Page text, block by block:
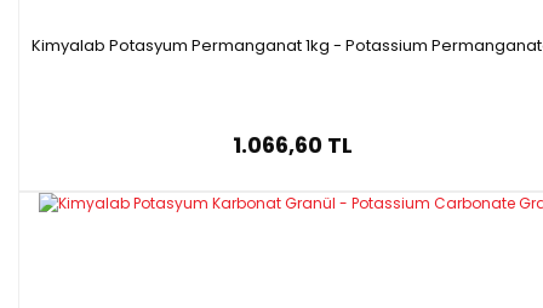
Kimyalab Potasyum Permanganat 1kg - Potassium
1.066,60 TL